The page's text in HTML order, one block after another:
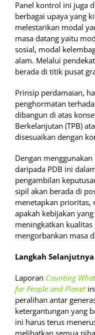
Panel kontrol ini juga
berbagai upaya yang
melestarikan modal
masa datang yaitu
sosial, modal
alam. Melalui
berada di titik pusat
Prinsip perdamaian,
penghormatan
dibangun di atas
Berkelanjutan (TPB)
disesuaikan dengan
Dengan
daripada PDB ini
pengambilan
sipil akan berada di
menetapkan prioritas,
apakah kebijakan
meningkatkan
mengorbankan masa
Langkah Selanjutnya
Laporan Counting
for People and Planet
peralihan antar
ketergantungan yang
ini harus terus
melibatkan semua